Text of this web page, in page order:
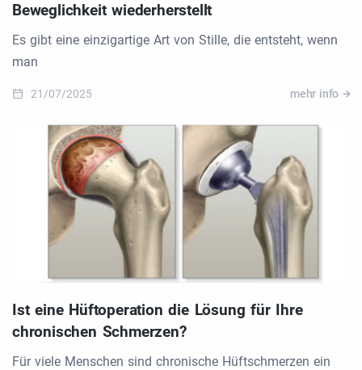
Beweglichkeit wiederherstellt
Es gibt eine einzigartige Art von Stille, die entsteht, wenn
man
21/07/2025 mehr info
Ist eine Hüftoperation die Lösung für Ihre
chronischen Schmerzen?
Für viele Menschen sind chronische Hüftschmerzen ein